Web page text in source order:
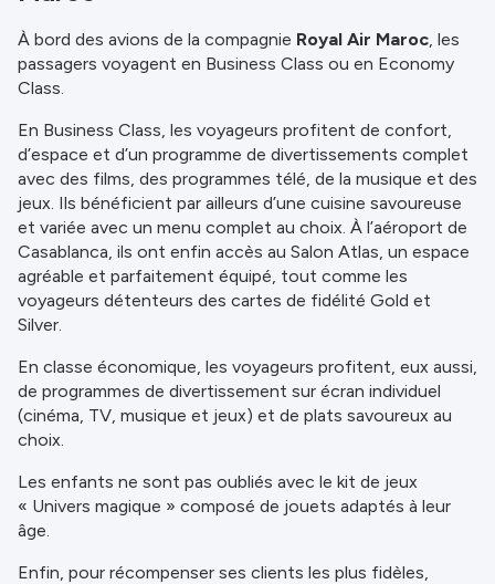
À bord des avions de la compagnie Royal Air Maroc , les
passagers voyagent en Business Class ou en Economy
Class.
En Business Class, les voyageurs profitent de confort,
d’espace et d’un programme de divertissements complet
avec des films, des programmes télé, de la musique et des
jeux. Ils bénéficient par ailleurs d’une cuisine savoureuse
et variée avec un menu complet au choix. À l’aéroport de
Casablanca, ils ont enfin accès au Salon Atlas, un espace
agréable et parfaitement équipé, tout comme les
voyageurs détenteurs des cartes de fidélité Gold et
Silver.
En classe économique, les voyageurs profitent, eux aussi,
de programmes de divertissement sur écran individuel
(cinéma, TV, musique et jeux) et de plats savoureux au
choix.
Les enfants ne sont pas oubliés avec le kit de jeux
« Univers magique » composé de jouets adaptés à leur
âge.
Enfin, pour récompenser ses clients les plus fidèles,